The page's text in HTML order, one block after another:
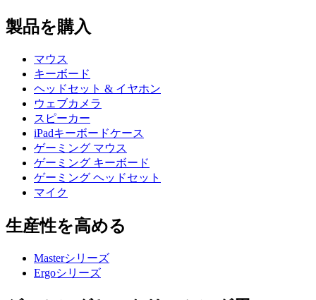
製品を購入
マウス
キーボード
ヘッドセット & イヤホン
ウェブカメラ
スピーカー
iPadキーボードケース
ゲーミング マウス
ゲーミング キーボード
ゲーミング ヘッドセット
マイク
生産性を高める
Masterシリーズ
Ergoシリーズ